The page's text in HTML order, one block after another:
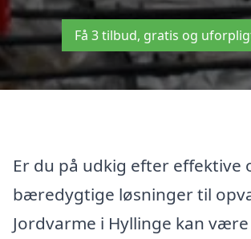
Få 3 tilbud, gratis og
Er du på udkig efter effektive
bæredygtige løsninger til
Jordvarme i Hyllinge kan